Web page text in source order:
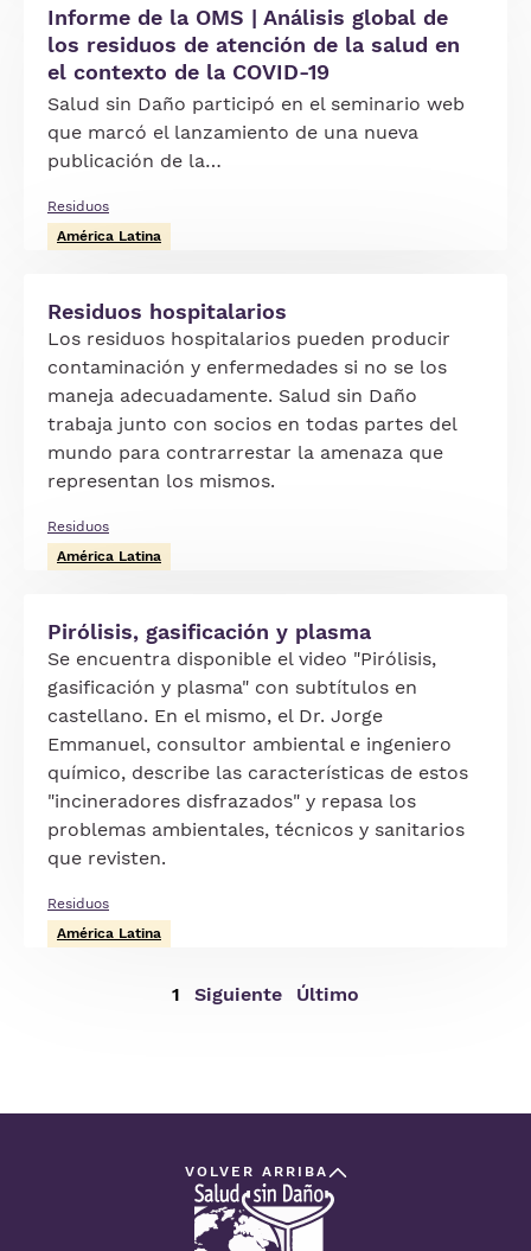
Informe de la OMS | Análisis global de
los residuos de atención de la salud en
el contexto de la COVID-19
Salud sin Daño participó en el seminario web
que marcó el lanzamiento de una nueva
publicación de la…
Residuos
América Latina
Residuos hospitalarios
Los residuos hospitalarios pueden producir
contaminación y enfermedades si no se los
maneja adecuadamente. Salud sin Daño
trabaja junto con socios en todas partes del
mundo para contrarrestar la amenaza que
representan los mismos.
Residuos
América Latina
Pirólisis, gasificación y plasma
Se encuentra disponible el video "Pirólisis,
gasificación y plasma" con subtítulos en
castellano. En el mismo, el Dr. Jorge
Emmanuel, consultor ambiental e ingeniero
químico, describe las características de estos
"incineradores disfrazados" y repasa los
problemas ambientales, técnicos y sanitarios
que revisten.
Residuos
América Latina
Página
1
Siguiente
Siguiente
Última
Último
VOLVER ARRIBA